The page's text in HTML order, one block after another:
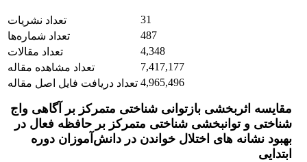
تعداد نشریات
31
تعداد شماره‌ها
487
تعداد مقالات
4,348
تعداد مشاهده مقاله
7,417,177
تعداد دریافت فایل اصل مقاله 4,965,496
مقایسه اثربخشی بازتوانی شناختی متمرکز بر آگاهی واج
شناختی و توانبخشی شناختی متمرکز بر حافظه فعال در
بهبود نشانه های اختلال خواندن در دانش‌آموزان دوره
ابتدایی